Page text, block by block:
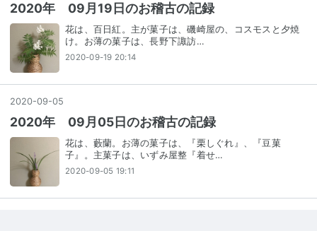
2020年 09月19日のお稽古の記録
花は、百日紅。主が菓子は、磯崎屋の、コスモスと夕焼
け。お薄の菓子は、長野下諏訪…
2020-09-19 20:14
2020-09-05
2020年 09月05日のお稽古の記録
花は、藪蘭。お薄の菓子は、『栗しぐれ』、『豆菓
子』。主菓子は、いずみ屋整『着せ…
2020-09-05 19:11